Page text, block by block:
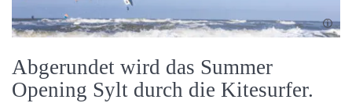
Abgerundet wird das Summer
Opening Sylt durch die Kitesurfer.